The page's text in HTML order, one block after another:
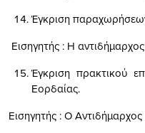
Έγκριση
Εισηγητής : Η
Έγκριση πρακτικού
Εορδαίας.
Εισηγητής : Ο